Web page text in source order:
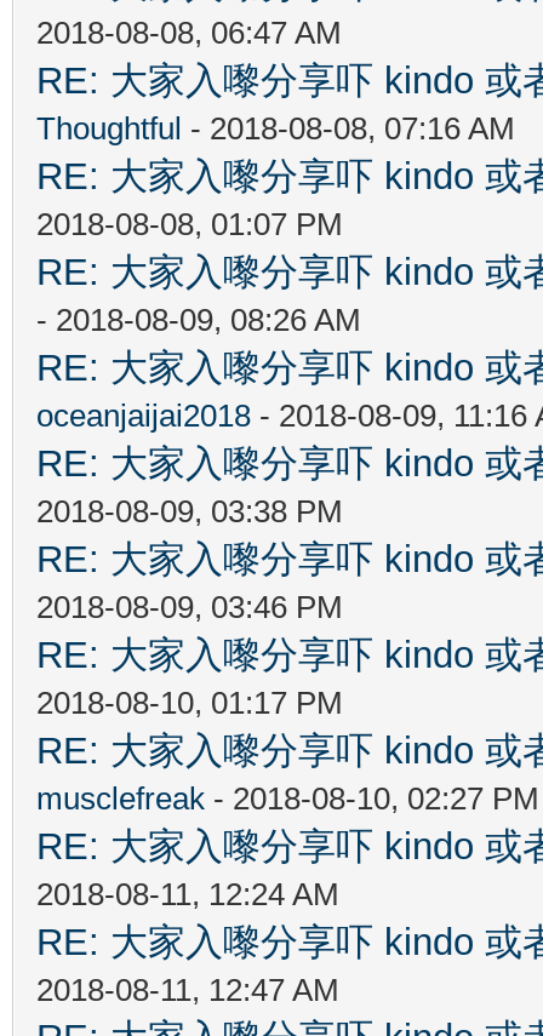
2018-08-08, 06:47 AM
RE: 大家入嚟分享吓 kindo 或
Thoughtful - 2018-08-08, 07:16 AM
RE: 大家入嚟分享吓 kindo 或
2018-08-08, 01:07 PM
RE: 大家入嚟分享吓 kindo 或
- 2018-08-09, 08:26 AM
RE: 大家入嚟分享吓 kindo 或
oceanjaijai2018 - 2018-08-09, 11:16
RE: 大家入嚟分享吓 kindo 或
2018-08-09, 03:38 PM
RE: 大家入嚟分享吓 kindo 或
2018-08-09, 03:46 PM
RE: 大家入嚟分享吓 kindo 或
2018-08-10, 01:17 PM
RE: 大家入嚟分享吓 kindo 或
musclefreak - 2018-08-10, 02:27 PM
RE: 大家入嚟分享吓 kindo 或
2018-08-11, 12:24 AM
RE: 大家入嚟分享吓 kindo 或
2018-08-11, 12:47 AM